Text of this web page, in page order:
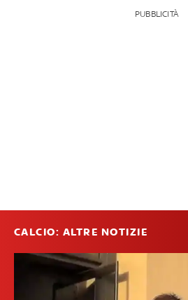
PUBBLICITÀ
CALCIO: ALTRE NOTIZIE